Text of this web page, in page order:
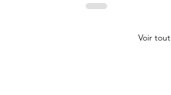
Voir tout